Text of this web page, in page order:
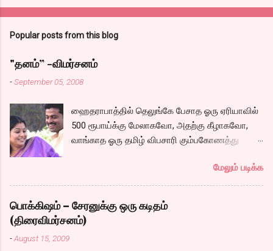
Popular posts from this blog
"தனம்” -விமர்சனம்
-September 05, 2008
ஹைதராபாத்தில் தெலுங்கே பேசாத ஓரு ஏரியாவில்
500 ரூபாய்க்கு மேலாகவோ, அதற்கு கீழாகவோ,
வாங்காத ஓரு தமிழ் விபசாரி கும்பகோணத்து
வாழ்கைபடுகிறாள். அவளுடய வாழ்கை எப்படி
அமைந்தது? என்ற ஓரு நல்ல லைனை , சங்கீதா
தன்னுடய இடுப்பை சுழற்றி, சுழற்றி நடப்பதை போல்
சும்மா, சுத்தி, சுத்தி குழப்பி, நம்பமுடியாத
திரைக்கதையால் சொதப்பி,சங்கீதாவை ஏதோ
மேலும் படிக்க
பொக்கிஷம் – சேரனுக்கு ஒரு கடிதம்
(திரைவிமர்சனம்)
-August 15, 2009